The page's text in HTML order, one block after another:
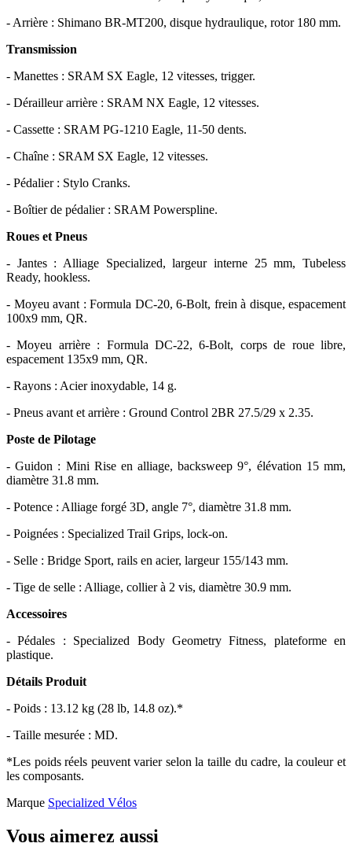
- Arrière : Shimano BR-MT200, disque hydraulique, rotor 180 mm.
Transmission
- Manettes : SRAM SX Eagle, 12 vitesses, trigger.
- Dérailleur arrière : SRAM NX Eagle, 12 vitesses.
- Cassette : SRAM PG-1210 Eagle, 11-50 dents.
- Chaîne : SRAM SX Eagle, 12 vitesses.
- Pédalier : Stylo Cranks.
- Boîtier de pédalier : SRAM Powerspline.
Roues et Pneus
- Jantes : Alliage Specialized, largeur interne 25 mm, Tubeless
Ready, hookless.
- Moyeu avant : Formula DC-20, 6-Bolt, frein à disque, espacement
100x9 mm, QR.
- Moyeu arrière : Formula DC-22, 6-Bolt, corps de roue libre,
espacement 135x9 mm, QR.
- Rayons : Acier inoxydable, 14 g.
- Pneus avant et arrière : Ground Control 2BR 27.5/29 x 2.35.
Poste de Pilotage
- Guidon : Mini Rise en alliage, backsweep 9°, élévation 15 mm,
diamètre 31.8 mm.
- Potence : Alliage forgé 3D, angle 7°, diamètre 31.8 mm.
- Poignées : Specialized Trail Grips, lock-on.
- Selle : Bridge Sport, rails en acier, largeur 155/143 mm.
- Tige de selle : Alliage, collier à 2 vis, diamètre 30.9 mm.
Accessoires
- Pédales : Specialized Body Geometry Fitness, plateforme en
plastique.
Détails Produit
- Poids : 13.12 kg (28 lb, 14.8 oz).*
- Taille mesurée : MD.
*Les poids réels peuvent varier selon la taille du cadre, la couleur et
les composants.
Marque Specialized Vélos
Vous aimerez aussi